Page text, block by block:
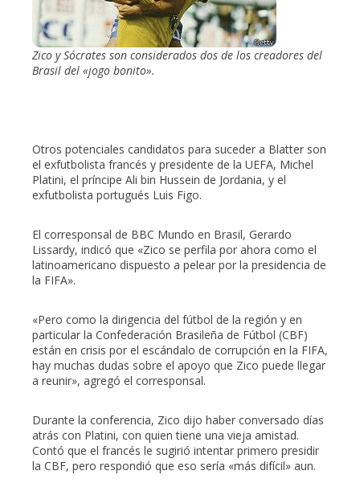
Zico y Sócrates son considerados dos de los creadores del
Brasil del «jogo bonito».
Otros potenciales candidatos para suceder a Blatter son
el exfutbolista francés y presidente de la UEFA, Michel
Platini, el príncipe Ali bin Hussein de Jordania, y el
exfutbolista portugués Luis Figo.
El corresponsal de BBC Mundo en Brasil, Gerardo
Lissardy, indicó que «Zico se perfila por ahora como el
latinoamericano dispuesto a pelear por la presidencia de
la FIFA».
«Pero como la dirigencia del fútbol de la región y en
particular la Confederación Brasileña de Fútbol (CBF)
están en crisis por el escándalo de corrupción en la FIFA,
hay muchas dudas sobre el apoyo que Zico puede llegar
a reunir», agregó el corresponsal.
Durante la conferencia, Zico dijo haber conversado días
atrás con Platini, con quien tiene una vieja amistad.
Contó que el francés le sugirió intentar primero presidir
la CBF, pero respondió que eso sería «más difícil» aun.